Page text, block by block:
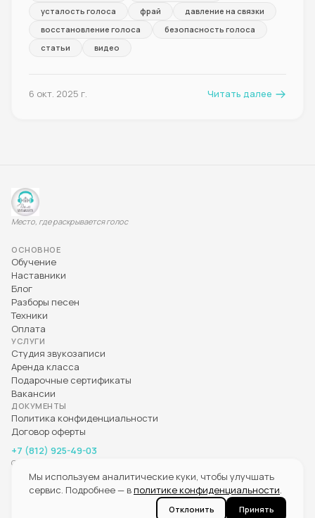
усталость голоса
фрай
давление на связки
восстановление голоса
безопасность голоса
статьи
видео
6 окт. 2025 г. Читать далее
Место, где раскрывается голос
ОСНОВНОЕ
Обучение
Наставники
Блог
Разборы песен
Техники
Оплата
УСЛУГИ
Студия звукозаписи
Аренда класса
Подарочные сертификаты
Вакансии
ДОКУМЕНТЫ
Политика конфиденциальности
Договор оферты
+7 (812) 925-49-03
Санкт-Петербург, ул. Ефимова, 4
Вокальный тренажёр
Мы используем аналитические куки, чтобы улучшать
сервис. Подробнее — вполитике конфиденциальности.
Отклонить Принять